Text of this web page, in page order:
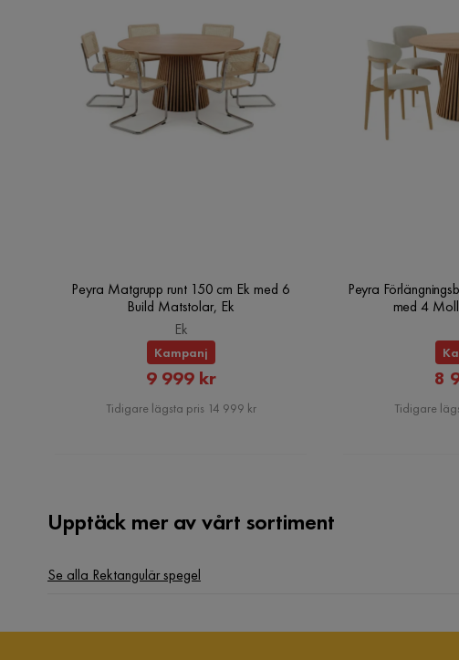
Peyra Matgrupp runt 150 cm Ek med 6
Build Matstolar, Ek
Ek
Kampanj
Rabatterat
Pris
9 999 kr
Tidigare lägsta pris 14 999 kr
Peyra
med 4
8
Tidigare
Upptäck mer av vårt sortiment
Se alla Rektangulär spegel